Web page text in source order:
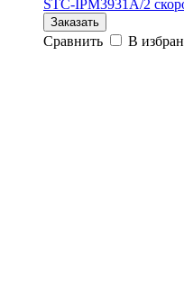
STC-IPM3931A/2
Заказать
Сравнить В